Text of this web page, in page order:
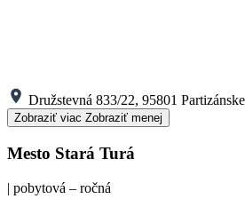
Družstevná 833/22, 95801 Partizánske
Zobraziť viac Zobraziť menej
Mesto Stará Turá
| pobytová – ročná